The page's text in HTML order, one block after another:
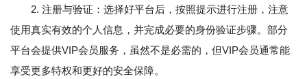
2. 注册与验证：选择好平台后，按照提示进行注册，注意
使用真实有效的个人信息，并完成必要的身份验证步骤。部分
平台会提供VIP会员服务，虽然不是必需的，但VIP会员通常能
享受更多特权和更好的安全保障。